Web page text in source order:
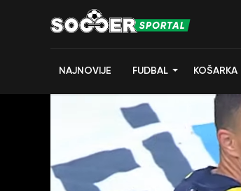
NAJNOVIJE FUDBAL KOŠARKA